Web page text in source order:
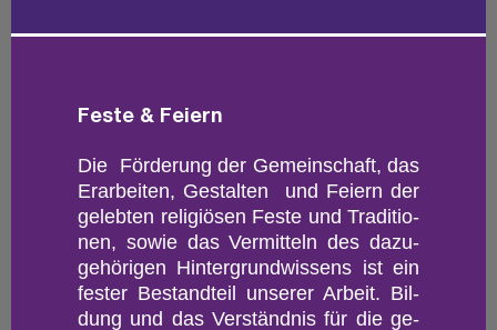
Feste & Fei­ern
Die För­de­rung der Ge­mein­schaft, das
Er­ar­bei­ten, Ge­stal­ten und Fei­ern der
ge­leb­ten re­li­giö­sen Feste und Tra­di­tio­
nen, sowie das Ver­mit­teln des da­zu­
ge­hö­ri­gen Hin­ter­grund­wis­sens ist ein
fes­ter Be­stand­teil un­se­rer Ar­beit. Bil­
dung und das Ver­ständ­nis für die ge­